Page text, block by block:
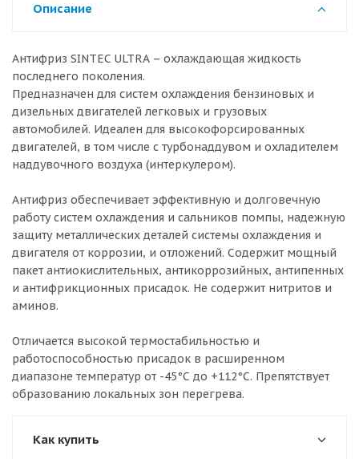
Описание
Антифриз SINTEC ULTRA – охлаждающая жидкость
последнего поколения.
Предназначен для систем охлаждения бензиновых и
дизельных двигателей легковых и грузовых
автомобилей. Идеален для высокофорсированных
двигателей, в том числе с турбонаддувом и охладителем
наддувочного воздуха (интеркулером).
Антифриз обеспечивает эффективную и долговечную
работу систем охлаждения и сальников помпы, надежную
защиту металлических деталей системы охлаждения и
двигателя от коррозии, и отложений. Содержит мощный
пакет антиокислительных, антикоррозийных, антипенных
и антифрикционных присадок. Не содержит нитритов и
аминов.
Отличается высокой термостабильностью и
работоспособностью присадок в расширенном
диапазоне температур от -45°С до +112°С. Препятствует
образованию локальных зон перегрева.
Как купить